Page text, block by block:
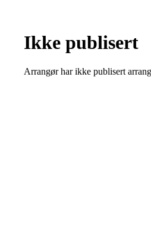
Ikke publisert
Arrangør har ikke publisert